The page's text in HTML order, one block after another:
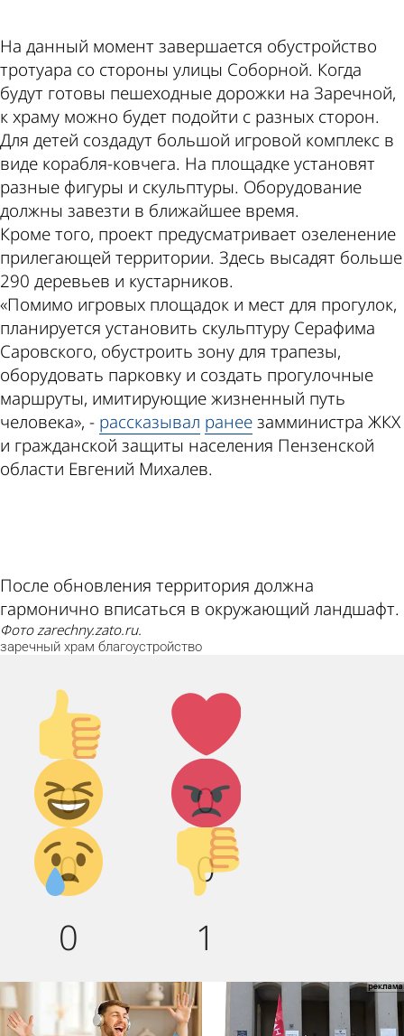
На данный момент завершается обустройство
тротуара со стороны улицы Соборной. Когда
будут готовы пешеходные дорожки на Заречной,
к храму можно будет подойти с разных сторон.
Для детей создадут большой игровой комплекс в
виде корабля-ковчега. На площадке установят
разные фигуры и скульптуры. Оборудование
должны завезти в ближайшее время.
Кроме того, проект предусматривает озеленение
прилегающей территории. Здесь высадят больше
290 деревьев и кустарников.
«Помимо игровых площадок и мест для прогулок,
планируется установить скульптуру Серафима
Саровского, обустроить зону для трапезы,
оборудовать парковку и создать прогулочные
маршруты, имитирующие жизненный путь
человека», - рассказывал ранеезамминистра ЖКХ
и гражданской защиты населения Пензенской
области Евгений Михалев.
После обновления территория должна
гармонично вписаться в окружающий ландшафт.
Фото zarechny.zato.ru.
заречный храм благоустройство
Палец
вверх!
0
Лайк!
0
Дикий
смех!
0
Агрессия!
0
Грусть :(
0
Палец
вниз!
1